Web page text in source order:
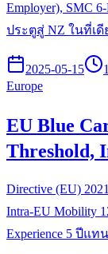
Employer), SMC
ประตูสู่ NZ ในที่เดี
2025-05-15
Europe
EU Blue
Threshold,
Directive (EU)
Intra-EU Mobility
Experience 5 ปีแ